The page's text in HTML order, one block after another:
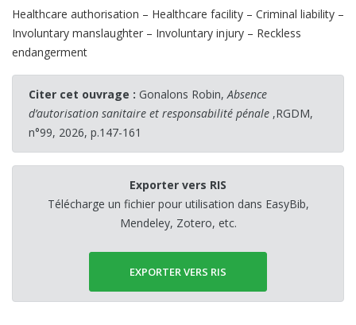
Healthcare authorisation – Healthcare facility – Criminal liability –
Involuntary manslaughter – Involuntary injury – Reckless
endangerment
Citer cet ouvrage : Gonalons Robin,Absence
d’autorisation sanitaire et responsabilité pénale ,RGDM,
n°99, 2026, p.147-161
Exporter vers RIS
Télécharge un fichier pour utilisation dans EasyBib,
Mendeley, Zotero, etc.
EXPORTER VERS RIS